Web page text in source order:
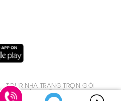
TOUR NHA TRANG TRỌN GÓI
1 NGÀY
ĐẶT VÉ DU LỊCH